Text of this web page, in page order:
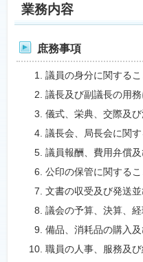
業務内容
庶務事項
議員の身分に関するこ
議長及び副議長の用務
儀式、栄典、交際及び
議長会、局長会に関す
議員報酬、費用弁償
公印の保管に関するこ
文書の収受及び発送
議会の予算、決算、経
備品、消耗品の購入及
職員の人事、服務及び